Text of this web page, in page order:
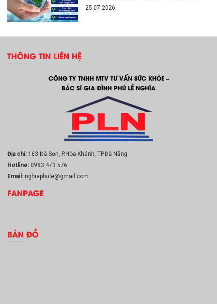
25-07-2026
THÔNG TIN LIÊN HỆ
CÔNG TY TNHH MTV TƯ VẤN SỨC KHỎE –
BÁC SĨ GIA ĐÌNH PHÚ LỄ NGHĨA
Địa chỉ: 163 Đà Sơn, P.Hòa Khánh, TP.Đà Nẵng
Hotline: 0983 473 576
Email: nghiaphule@gmail.com
FANPAGE
BẢN ĐỒ